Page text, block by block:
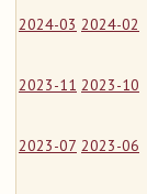
2024-03 2024-02
2023-11 2023-10
2023-07 2023-06